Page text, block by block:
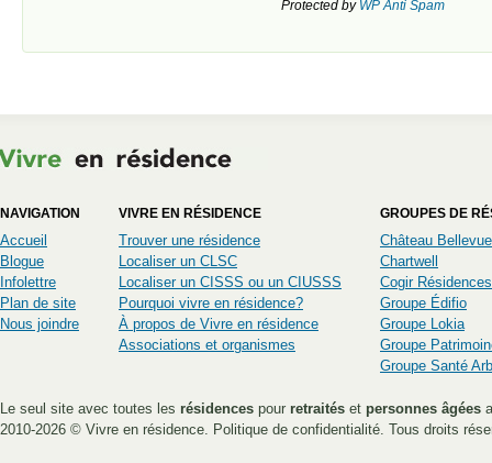
Protected by WP Anti Spam
NAVIGATION
Accueil
Blogue
Infolettre
Plan de site
Nous joindre
VIVRE EN RÉSIDENCE
Trouver une résidence
Localiser un CLSC
Localiser un CISSS ou un CIUSSS
Pourquoi vivre en résidence?
À propos de Vivre en résidence
Associations et organismes
GROUPES DE
Château Bellevue
Chartwell
Cogir Résidences
Groupe Édifio
Groupe Lokia
Groupe
Groupe Santé
Le seul site avec toutes les résidences pour retraités et personnes âgées
2010-2026 © Vivre en résidence Politique de confidentialité . Tous droits